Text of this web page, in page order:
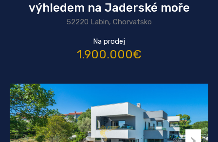
výhledem na Jaderské moře
52220 Labin, Chorvatsko
Na prodej
1.900.000€